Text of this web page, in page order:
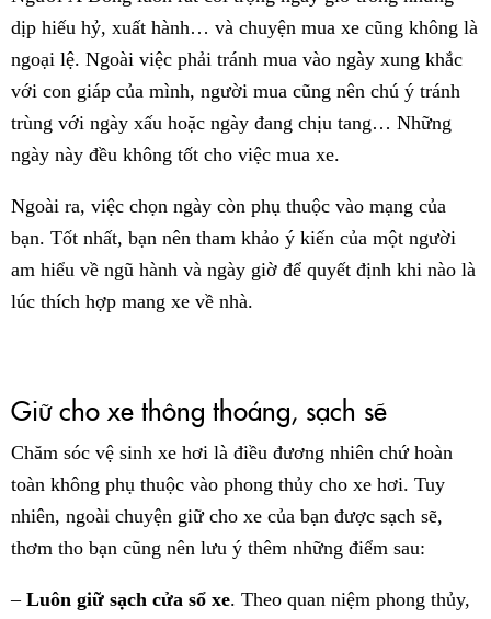
dịp hiếu hỷ, xuất hành… và chuyện mua xe cũng không là
ngoại lệ. Ngoài việc phải tránh mua vào ngày xung khắc
với con giáp của mình, người mua cũng nên chú ý tránh
trùng với ngày xấu hoặc ngày đang chịu tang… Những
ngày này đều không tốt cho việc mua xe.
Ngoài ra, việc chọn ngày còn phụ thuộc vào mạng của
bạn. Tốt nhất, bạn nên tham khảo ý kiến của một người
am hiểu về ngũ hành và ngày giờ để quyết định khi nào là
lúc thích hợp mang xe về nhà.
Giữ cho xe thông thoáng, sạch sẽ
Chăm sóc vệ sinh xe hơi là điều đương nhiên chứ hoàn
toàn không phụ thuộc vào phong thủy cho xe hơi. Tuy
nhiên, ngoài chuyện giữ cho xe của bạn được sạch sẽ,
thơm tho bạn cũng nên lưu ý thêm những điểm sau:
– Luôn giữ sạch cửa sổ xe. Theo quan niệm phong thủy,